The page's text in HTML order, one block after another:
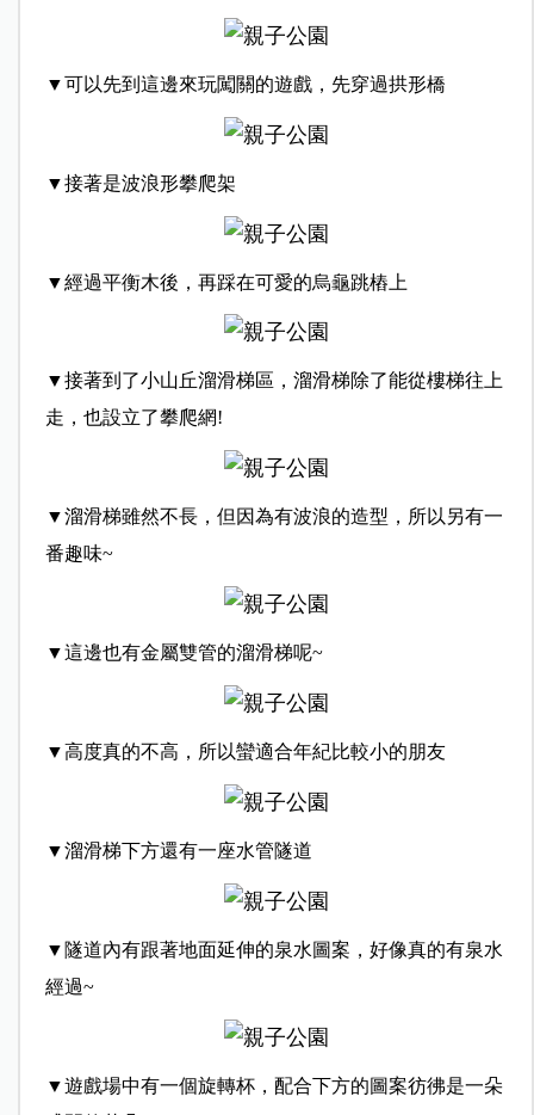
▼可以先到這邊來玩闖關的遊戲，先穿過拱形橋
▼接著是波浪形攀爬架
▼經過平衡木後，再踩在可愛的烏龜跳樁上
▼接著到了小山丘溜滑梯區，溜滑梯除了能從樓梯往上
走，也設立了攀爬網!
▼溜滑梯雖然不長，但因為有波浪的造型，所以另有一
番趣味~
▼這邊也有金屬雙管的溜滑梯呢~
▼高度真的不高，所以蠻適合年紀比較小的朋友
▼溜滑梯下方還有一座水管隧道
▼隧道內有跟著地面延伸的泉水圖案，好像真的有泉水
經過~
▼遊戲場中有一個旋轉杯，配合下方的圖案彷彿是一朵